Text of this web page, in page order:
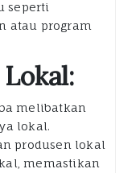
seperti
atau program
melibatkan
lokal.
produsen lokal
memastikan